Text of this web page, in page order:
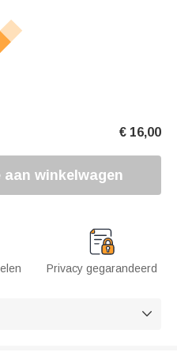
€ 16,00
aan winkelwagen
Privacy gegarandeerd
